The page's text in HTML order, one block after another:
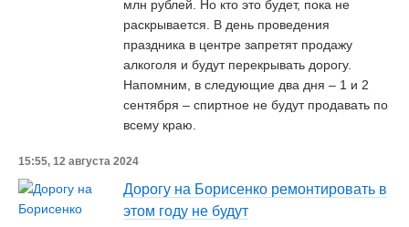
млн рублей. Но кто это будет, пока не
раскрывается. В день проведения
праздника в центре запретят продажу
алкоголя и будут перекрывать дорогу.
Напомним, в следующие два дня – 1 и 2
сентября – спиртное не будут продавать по
всему краю.
15:55, 12 августа 2024
Дорогу на Борисенко ремонтировать в
этом году не будут